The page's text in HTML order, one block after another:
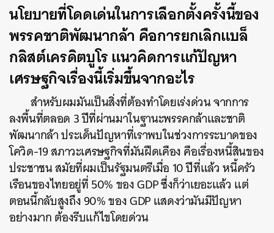
นโยบายที่โดดเด่นในการเลือกตั้งครั้งนี้ของ
พรรคชาติพัฒนากล้า คือการยกเลิกแบล็
กลิสต์เครดิตบูโร แนวคิดการแก้ปัญหา
เศรษฐกิจเรื่องนี้เริ่มขึ้นจากอะไร
สำหรับผมมันเป็นสิ่งที่ต้องทำโดยเร่งด่วน จากการ
ลงพื้นที่ตลอด 3 ปีที่ผ่านมาในฐานะพรรคกล้าและชาติ
พัฒนากล้า ประเด็นปัญหาที่เราพบในช่วงการระบาดของ
โควิด-19 สภาวะเศรษฐกิจที่มันฝืดเคือง คือเรื่องหนี้สินของ
ประชาชน สมัยที่ผมเป็นรัฐมนตรีเมื่อ 10 ปีที่แล้ว หนี้ครัว
เรือนของไทยอยู่ที่ 50% ของ GDP ซึ่งก็ว่าเยอะแล้ว แต่
ตอนนี้กลับสูงถึง 90% ของ GDP แสดงว่ามันมีปัญหา
อย่างมาก ต้องรีบแก้ไขโดยด่วน